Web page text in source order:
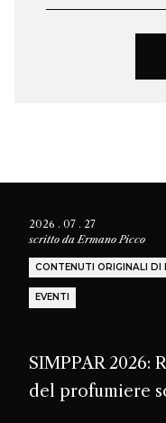
2026 . 07 . 27
scritto daErmano Picco
CONTENUTI ORIGINALI DI
EVENTI
SIMPPAR 2026:
del profumiere